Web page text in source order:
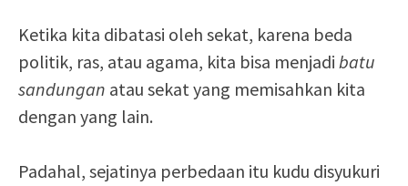
Ketika kita dibatasi oleh sekat, karena beda
politik, ras, atau agama, kita bisa menjadi batu
sandungan atau sekat yang memisahkan kita
dengan yang lain.
Padahal, sejatinya perbedaan itu kudu disyukuri